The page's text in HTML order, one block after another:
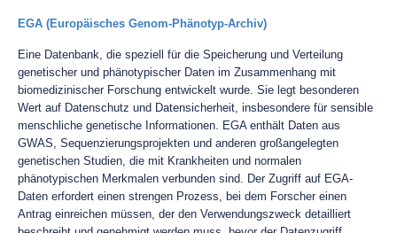
EGA (Europäisches Genom-Phänotyp-Archiv)
Eine Datenbank, die speziell für die Speicherung und Verteilung
genetischer und phänotypischer Daten im Zusammenhang mit
biomedizinischer Forschung entwickelt wurde. Sie legt besonderen
Wert auf Datenschutz und Datensicherheit, insbesondere für sensible
menschliche genetische Informationen. EGA enthält Daten aus
GWAS, Sequenzierungsprojekten und anderen großangelegten
genetischen Studien, die mit Krankheiten und normalen
phänotypischen Merkmalen verbunden sind. Der Zugriff auf EGA-
Daten erfordert einen strengen Prozess, bei dem Forscher einen
Antrag einreichen müssen, der den Verwendungszweck detailliert